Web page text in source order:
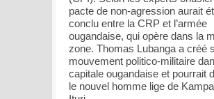
pacte de non-agression aurait
conclu entre la CRP et l’armée
ougandaise, qui opère dans la
zone. Thomas Lubanga a créé
mouvement politico-militaire
capitale ougandaise et pourrait
le nouvel homme lige de